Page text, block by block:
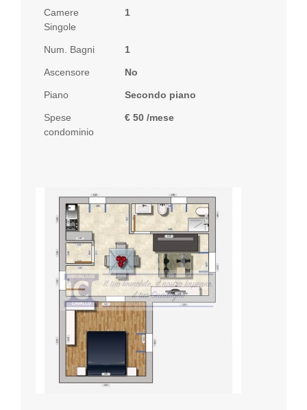
Camere
Singole
1
Num. Bagni 1
Ascensore No
Piano Secondo piano
Spese
condominio
€ 50 /mese